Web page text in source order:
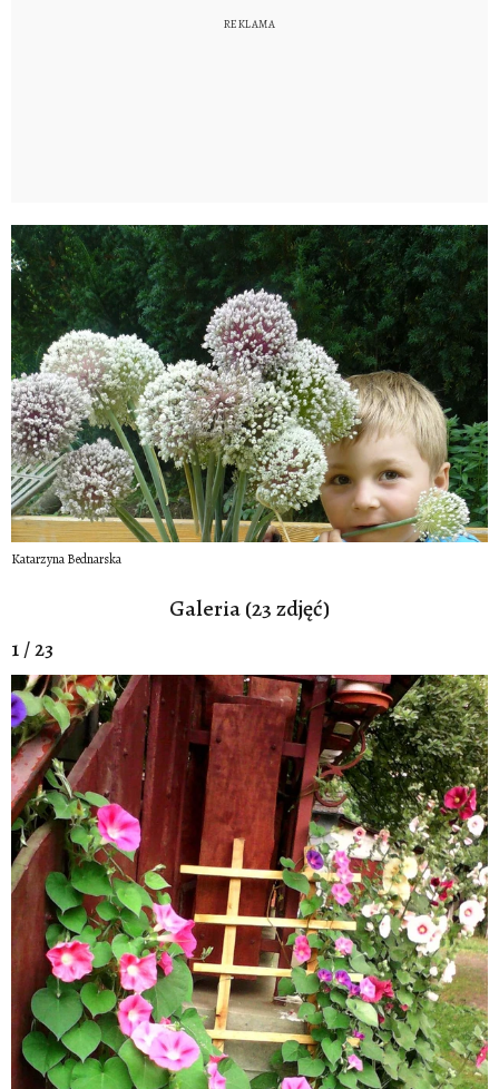
Katarzyna Bednarska
Galeria (23 zdjęć)
1 / 23